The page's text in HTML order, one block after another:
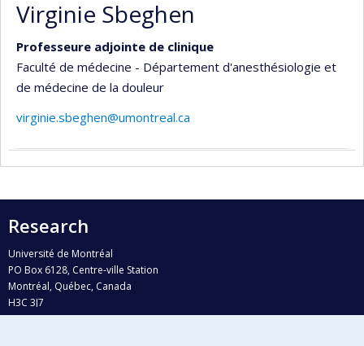
Virginie Sbeghen
Professeure adjointe de clinique
Faculté de médecine - Département d'anesthésiologie et
de médecine de la douleur
virginie.sbeghen@umontreal.ca
Research
Université de Montréal
PO Box 6128, Centre-ville Station
Montréal, Québec, Canada
H3C 3J7